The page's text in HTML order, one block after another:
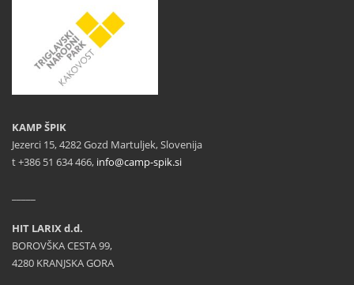
KAMP ŠPIK
Jezerci 15, 4282 Gozd Martuljek, Slovenija
t +386 51 634 466, info@camp-spik.si
HIT LARIX d.d.
BOROVŠKA CESTA 99,
4280 KRANJSKA GORA